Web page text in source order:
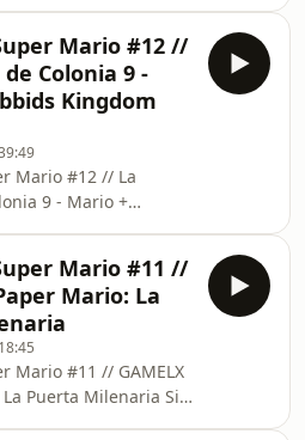
40º aniversario de la
viajaremos
Super
Mario es un evento
reúne a creadores y
celebrar 40 años del
del mundo.
aniversario de la
viajaremos
Super Mario Bros.
Mario #12 //
Colonia 9 -
Kingdom
Mario #12 // La
9 - Mario +
imario/feed.xml#12
Mario es un evento
reúne a creadores y
celebrar 40 años del
famoso del mundo.
40º aniversario de la
viajaremos
Mario #11 //
Mario: La
Mario #11 // GAMELX
Puerta Milenaria Si